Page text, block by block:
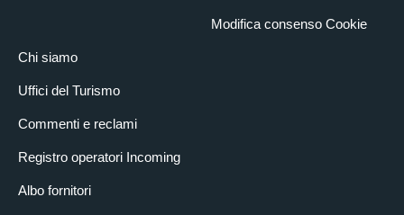
Chi siamo
Uffici del Turismo
Commenti e reclami
Registro operatori Incoming
Albo fornitori
Modifica consenso Cookie